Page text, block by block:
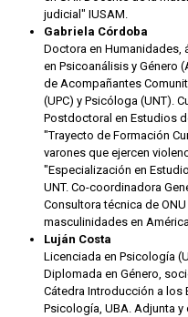
judicial" IUSAM.
Gabriela Córdoba
Doctora en Humanidades,
en Psicoanálisis y Género
de Acompañantes
(UPC) y Psicóloga (UNT).
Postdoctoral en Estudios
"Trayecto de Formación
varones que ejercen
"Especialización en
UNT. Co-coordinadora
Consultora técnica de
masculinidades en
Luján Costa
Licenciada en Psicología
Diplomada en Género,
Cátedra Introducción a los
Psicología, UBA. Adjunta